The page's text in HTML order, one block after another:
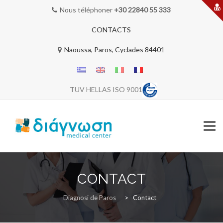
Nous téléphoner +30 22840 55 333
CONTACTS
Naoussa, Paros, Cyclades 84401
TUV HELLAS ISO 9001
CONTACT
Diagnosi de Paros > Contact